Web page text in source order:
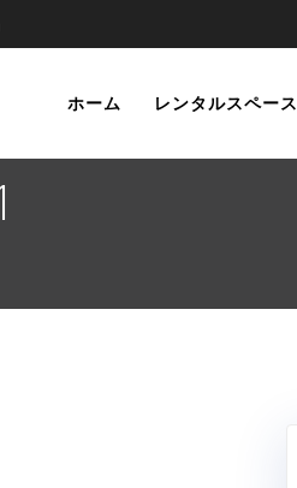
ホーム レンタルスペース